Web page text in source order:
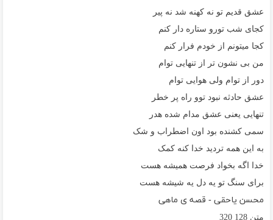
عشق قدیم تو نه کهنه شد نه پیر
کجای شب تورو ستاره دار کنم
کجا میتونم از خودم فرار کنم
من بی نشون تر از تنهایی توام
دور از توام ولی هوایی توام
عشق حادثه نبود توو راه پر خطر
تنهایی یعنی عشق مدام شده هدر
سمی کشنده بود اون اضطراب و شک
به این همه تردید خدا کنه کمک
خدا اگه بخواد فرصت همیشه هست
برای سنگ تو یه دل یه شیشه هست
محسن یاحقی - قصه ی ماهی
متن 128
320